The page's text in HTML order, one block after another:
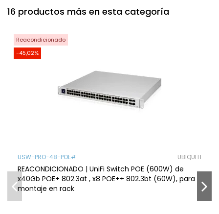
16 productos más en esta categoría
Reacondicionado
-45,02%
USW-PRO-48-POE# UBIQUITI
REACONDICIONADO | UniFi Switch POE (600W) de
x40Gb POE+ 802.3at , x8 POE++ 802.3bt (60W), para
montaje en rack